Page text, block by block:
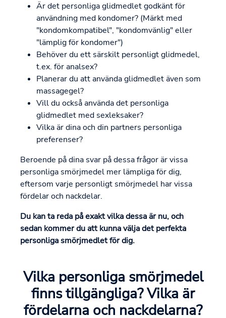
Är det personliga glidmedlet godkänt för
användning med kondomer? (Märkt med
"kondomkompatibel", "kondomvänlig" eller
"lämplig för kondomer")
Behöver du ett särskilt personligt glidmedel,
t.ex. för analsex?
Planerar du att använda glidmedlet även som
massagegel?
Vill du också använda det personliga
glidmedlet med sexleksaker?
Vilka är dina och din partners personliga
preferenser?
Beroende på dina svar på dessa frågor är vissa
personliga smörjmedel mer lämpliga för dig,
eftersom varje personligt smörjmedel har vissa
fördelar och nackdelar.
Du kan ta reda på exakt vilka dessa är nu, och
sedan kommer du att kunna välja det perfekta
personliga smörjmedlet för dig.
Vilka personliga smörjmedel
finns tillgängliga? Vilka är
fördelarna och nackdelarna?